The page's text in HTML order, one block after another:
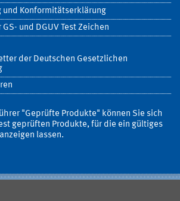
und Konformitätserklärung
und DGUV Test Zeichen
der Deutschen Gesetzlichen
"Geprüfte Produkte" können Sie sich
geprüften Produkte, für die ein gültiges
lassen.